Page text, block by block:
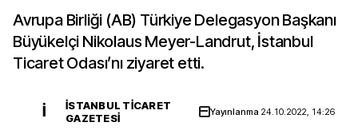
Avrupa Birliği (AB) Türkiye Delegasyon Başkanı
Büyükelçi Nikolaus Meyer-Landrut, İstanbul
Ticaret Odası’nı ziyaret etti.
İ
İSTANBUL TICARET
GAZETESI
Yayınlanma 24.10.2022, 14:26